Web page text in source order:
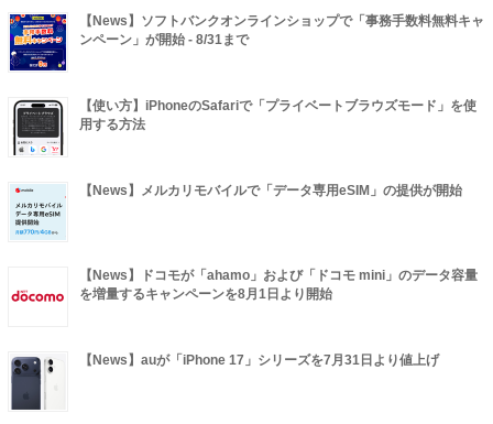
【News】ソフトバンクオンラインショップで「事務手数料無料キャ
ンペーン」が開始 - 8/31まで
【使い方】iPhoneのSafariで「プライベートブラウズモード」を使
用する方法
【News】メルカリモバイルで「データ専用eSIM」の提供が開始
【News】ドコモが「ahamo」および「ドコモ mini」のデータ容量
を増量するキャンペーンを8月1日より開始
【News】auが「iPhone 17」シリーズを7月31日より値上げ